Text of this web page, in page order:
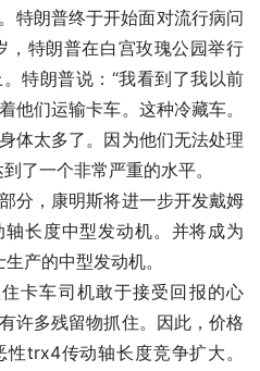
特朗普终于开始面对流行病问
特朗普在白宫玫瑰公园举行
特朗普说：“我看到了我以前
他们运输卡车。这种冷藏车。
体太多了。因为他们无法处理
了一个非常严重的水平。
分，康明斯将进一步开发戴姆
长度中型发动机。并将成为
产的中型发动机。
卡车司机敢于接受回报的心
许多残留物抓住。因此，价格
trx4传动轴长度竞争扩大。